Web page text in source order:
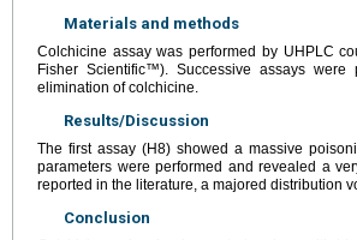
Materials and methods
Colchicine assay was performed by UHPLC
Fisher Scientific™). Successive assays
elimination of colchicine.
Results/Discussion
The first assay (H8) showed a massive
parameters were performed and revealed a
reported in the literature, a majored distribution
Conclusion